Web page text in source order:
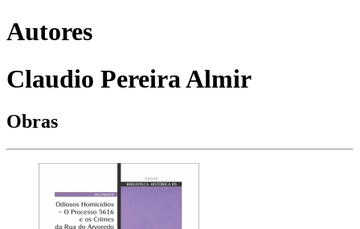
Autores
Claudio Pereira Almir
Obras